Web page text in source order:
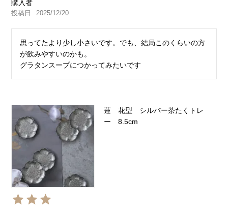
購入者
投稿日 2025/12/20
思ってたより少し小さいです。でも、結局このくらいの方
が飲みやすいのかも。
グラタンスープにつかってみたいです
蓮 花型 シルバー茶たくトレ
ー 8.5cm